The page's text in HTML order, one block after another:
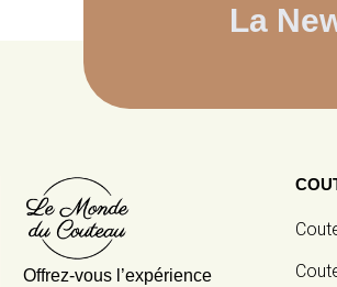
La
Offrez-vous l’expérience